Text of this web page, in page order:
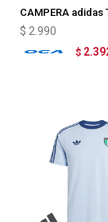
CAMPERA adidas
LEAGUE
$ 2.990
$